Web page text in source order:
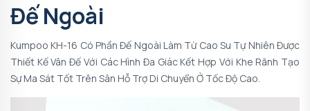
Đế Ngoài
Kumpoo KH-16 Có Phần Đế Ngoài Làm Từ Cao Su Tự Nhiên Được
Thiết Kế Vân Đế Với Các Hình Đa Giác Kết Hợp Với Khe Rãnh Tạo
Sự Ma Sát Tốt Trên Sân Hỗ Trợ Di Chuyển Ở Tốc Độ Cao.